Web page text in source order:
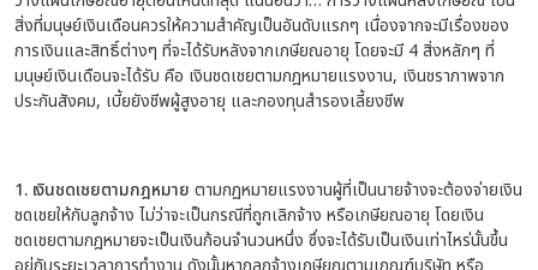
สิ่งที่มนุษย์เงินเดือนควรให้ความสำคัญเป็นอันดับแรกๆ เนื่องจากจะมีเรื่องของ
การเงินและสิทธิ์ต่างๆ ที่จะได้รับหลังจากเกษียณอายุ โดยจะมี 4 สิ่งหลักๆ ที่
มนุษย์เงินเดือนจะได้รับ คือ เงินชดเชยตามกฎหมายแรงงาน, เงินชราภาพจาก
ประกันสังคม, เบี้ยยังชีพผู้สูงอายุ และกองทุนสำรองเลี้ยงชีพ
1. เงินชดเชยตามกฎหมาย ตามกฏหมายแรงงานผู้ที่เป็นนายจ้างจะต้องจ่ายเงิน
ชดเชยให้กับลูกจ้าง ไม่ว่าจะเป็นกรณีที่ถูกเลิกจ้าง หรือเกษียณอายุ โดยเงิน
ชดเชยตามกฎหมายจะเป็นเงินก้อนจำนวนหนึ่ง ซึ่งจะได้รับเป็นเงินเท่าไหร่นั้นขึ้น